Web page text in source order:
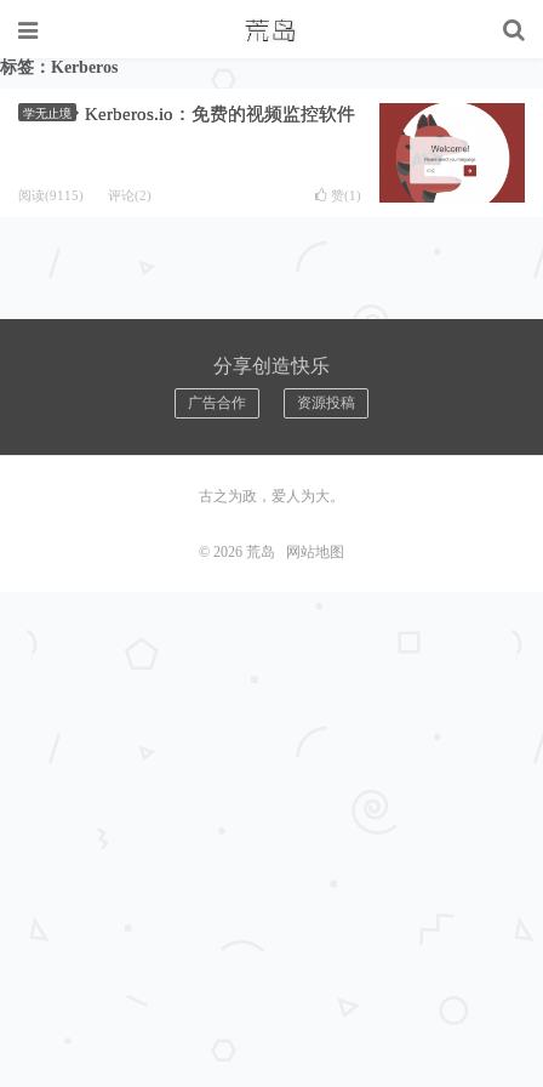
标签：Kerberos
学无止境 Kerberos.io：免费的视频监控软件
阅读(9115) 评论(2) 赞(1 )
分享创造快乐
广告合作 资源投稿
古之为政，爱人为大。
© 2026 荒岛 网站地图